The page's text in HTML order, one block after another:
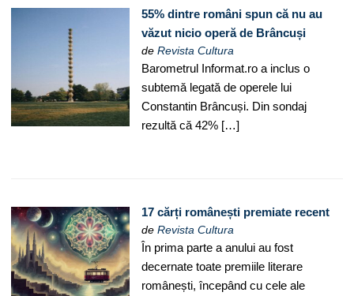
55% dintre români spun că nu au
văzut nicio operă de Brâncuși
deRevista Cultura
Barometrul Informat.ro a inclus o
subtemă legată de operele lui
Constantin Brâncuși. Din sondaj
rezultă că 42% […]
17 cărți românești premiate recent
deRevista Cultura
În prima parte a anului au fost
decernate toate premiile literare
românești, începând cu cele ale